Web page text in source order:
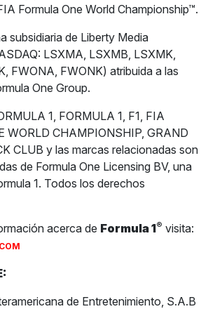
Formula One World Championship™.
subsidiaria de Liberty Media
LSXMA, LSXMB, LSXMK,
FWONA, FWONK) atribuida a las
One Group.
1, FORMULA 1, F1, FIA
WORLD CHAMPIONSHIP, GRAND
CLUB y las marcas relacionadas son
de Formula One Licensing BV, una
1. Todos los derechos
acerca de Formula 1® visita:
de Entretenimiento, S.A.B